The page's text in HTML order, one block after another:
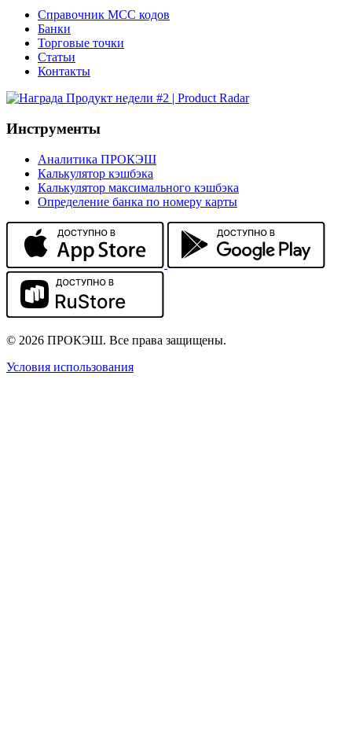
Справочник MCC кодов
Банки
Торговые точки
Статьи
Контакты
Инструменты
Аналитика ПРОКЭШ
Калькулятор кэшбэка
Калькулятор максимального кэшбэка
Определение банка по номеру карты
© 2026 ПРОКЭШ. Все права защищены.
Условия использования